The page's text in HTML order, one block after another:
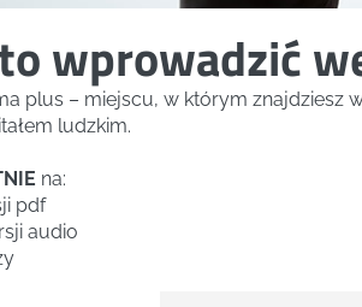
wprowadzić
plus – miejscu, w którym
ludzkim.
na:
pdf
audio